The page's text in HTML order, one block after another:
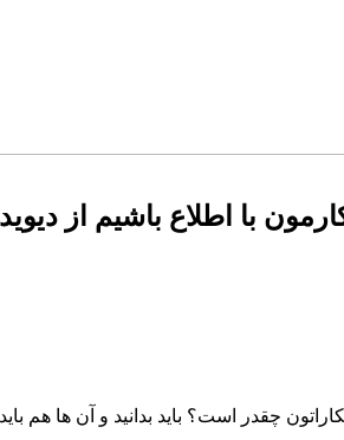
با اطلاع باشیم از
چقدر است؟ باید بدانید و آن ها هم